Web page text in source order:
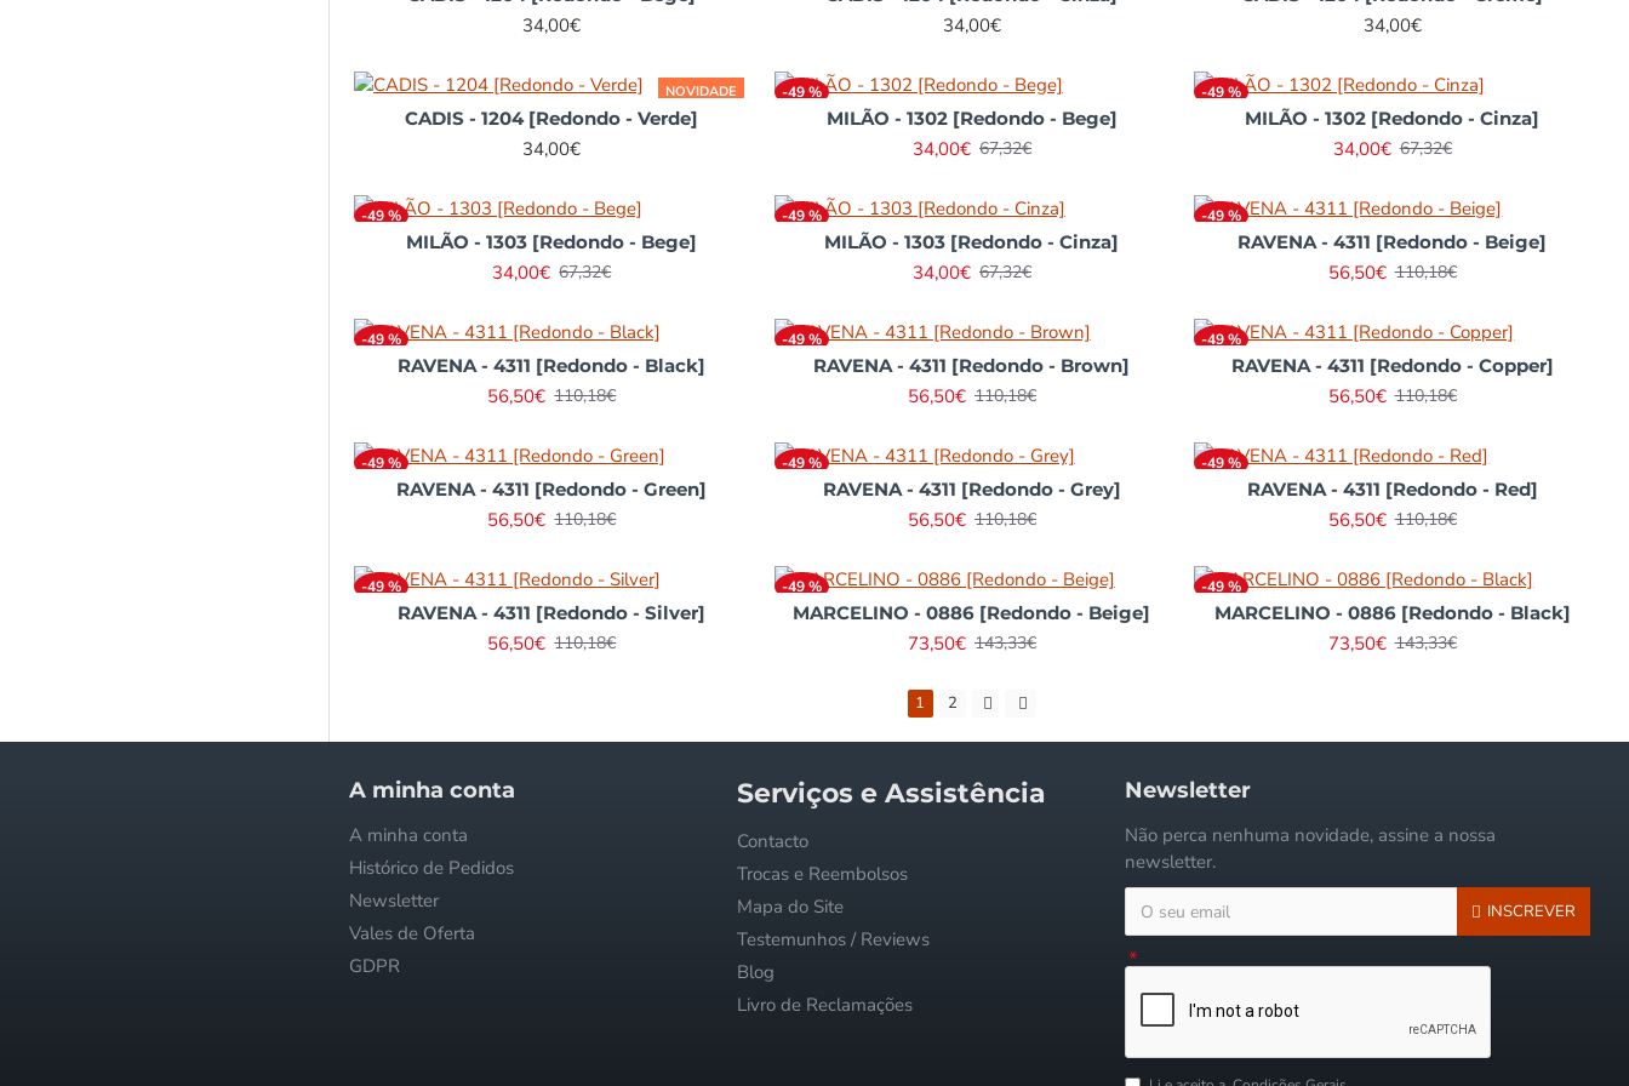
34,00€ 34,00€ 34,00€
NOVIDADE
CADIS - 1204 [Redondo - Verde]
34,00€
-49 %
MILÃO - 1302 [Redondo - Bege]
34,00€ 67,32€
-49 %
MILÃO - 1302 [Redondo - Cinza]
34,00€ 67,32€
-49 %
MILÃO - 1303 [Redondo - Bege]
34,00€ 67,32€
-49 %
MILÃO - 1303 [Redondo - Cinza]
34,00€ 67,32€
-49 %
RAVENA - 4311 [Redondo - Beige]
56,50€ 110,18€
-49 %
RAVENA - 4311 [Redondo - Black]
56,50€ 110,18€
-49 %
RAVENA - 4311 [Redondo - Brown]
56,50€ 110,18€
-49 %
RAVENA - 4311 [Redondo - Copper]
56,50€ 110,18€
-49 %
RAVENA - 4311 [Redondo - Green]
56,50€ 110,18€
-49 %
RAVENA - 4311 [Redondo - Grey]
56,50€ 110,18€
-49 %
RAVENA - 4311 [Redondo - Red]
56,50€ 110,18€
-49 %
RAVENA - 4311 [Redondo - Silver]
56,50€ 110,18€
-49 %
MARCELINO - 0886 [Redondo - Beige]
73,50€ 143,33€
-49 %
MARCELINO - 0886 [Redondo - Black]
73,50€ 143,33€
1 2
A minha conta
A minha conta
Histórico de Pedidos
Newsletter
Vales de Oferta
GDPR
Serviços e Assistência
Contacto
Trocas e Reembolsos
Mapa do Site
Testemunhos / Reviews
Blog
Livro de Reclamações
Newsletter
Não perca nenhuma novidade, assine a nossa
newsletter.
INSCREVER